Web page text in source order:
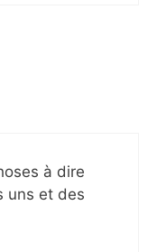
à dire
uns et des